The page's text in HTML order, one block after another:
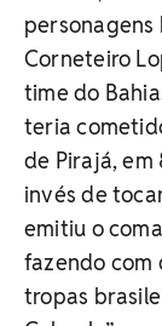
personagens
Corneteiro
time do
teria
de Pirajá, em
invés de
emitiu o
fazendo com
tropas